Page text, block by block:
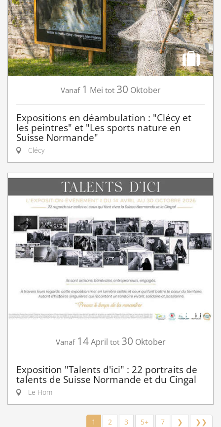
Vanaf 1 Mei tot 30 Oktober
Expositions en déambulation : "Clécy et
les peintres" et "Les sports nature en
Suisse Normande"
Clécy
Vanaf 14 April tot 30 Oktober
Exposition "Talents d'ici" : 22 portraits de
talents de Suisse Normande et du Cingal
Le Hom
1 2 3 5+ 7 ❯ ❯❯